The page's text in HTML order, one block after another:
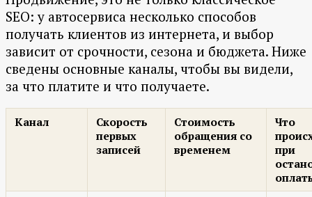
SEO: у автосервиса несколько способов
получать клиентов из интернета, и выбор
зависит от срочности, сезона и бюджета. Ниже
сведены основные каналы, чтобы вы видели,
за что платите и что получаете.
Канал
Скорость
первых
записей
Стоимость
обращения со
временем
Что
при